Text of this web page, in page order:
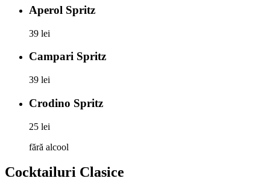
Aperol Spritz
39 lei
Campari Spritz
39 lei
Crodino Spritz
25 lei
fără alcool
Cocktailuri Clasice